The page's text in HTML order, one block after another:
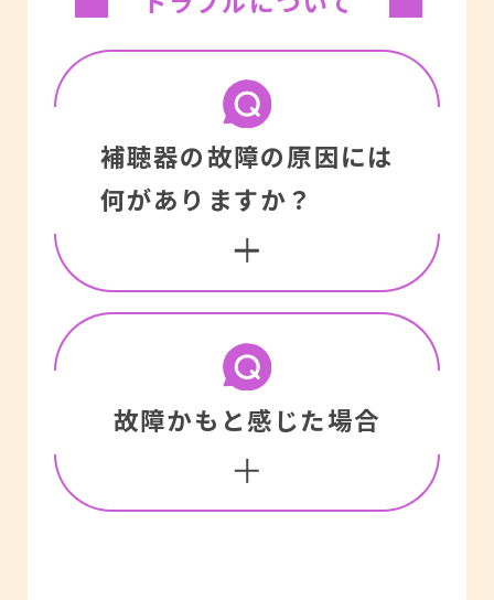
相談ください。
障する場合もめずらしく
ありません。一方、大切
に使われている方の中に
は、10年以上故障がなく
ご使用の方もおられま
また、補聴器は耐用年数
以外にも使用者の聴力の
変化によっても効果が薄
れて行き、十分な効果が
得られなくなることがあ
各メーカーとも、補聴器
の補修部品は、その補聴
器が製造中止、もしくは
販売終了になってから5
年くらいは保有している
のが一般的です。（補聴
器の補修部品の保有期間
については特に法律で定
められていないので、補
修部品の保有期間は各補
聴器メーカーによって異
補聴器の故障の原因には
何がありますか？
使用環境による故障
補聴器は湿気の多い場所
での使用により故障する
故障かもと感じた場合